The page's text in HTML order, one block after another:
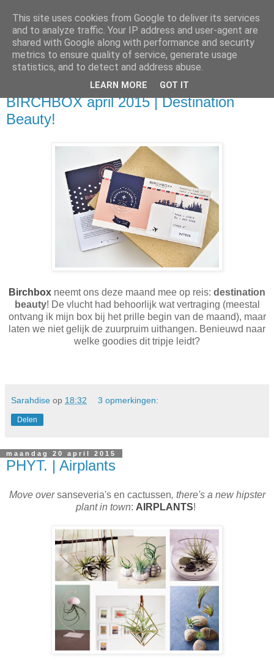
Sarahdise
Welcome to Sarahdise.
zaterdag 25 april 2015
BIRCHBOX april 2015 | Destination
Beauty!
Birchbox neemt ons deze maand mee op reis: destination
beauty! De vlucht had behoorlijk wat vertraging (meestal
ontvang ik mijn box bij het prille begin van de maand), maar
laten we niet gelijk de zuurpruim uithangen. Benieuwd naar
welke goodies dit tripje leidt?
Sarahdise op 18:32 3 opmerkingen:
Delen
maandag 20 april 2015
PHYT. | Airplants
Move oversanseveria's en cactussen, there's a new hipster
plant in town: AIRPLANTS!
This site uses cookies from Google to deliver its services
and to analyze traffic. Your IP address and user-agent are
shared with Google along with performance and security
metrics to ensure quality of service, generate usage
statistics, and to detect and address abuse.
LEARN MORE GOT IT